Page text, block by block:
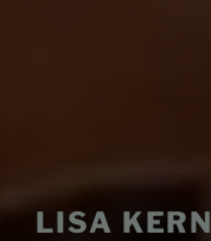
LISA KERN